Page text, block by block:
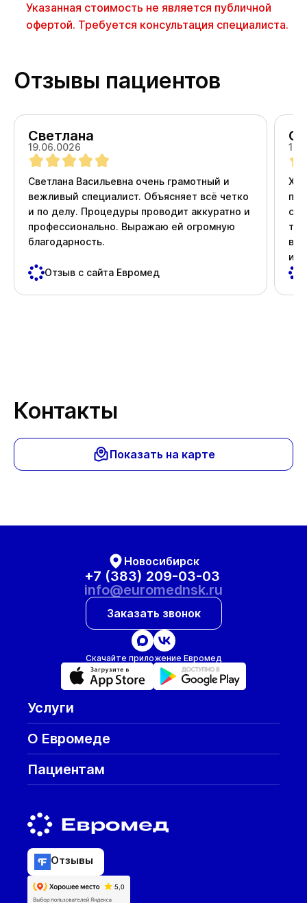
Указанная стоимость не является публичной
офертой. Требуется консультация специалиста.
Отзывы пациентов
Светлана
19.06.0026
Светлана Васильевна очень грамотный и
вежливый специалист. Объясняет всё четко
и по делу. Процедуры проводит аккуратно и
профессионально. Выражаю ей огромную
благодарность.
Отзыв с сайта Евромед
и
Контакты
Показать на карте
Новосибирск
+7 (383) 209-03-03
info@euromednsk.ru
Заказать звонок
Скачайте приложение Евромед
Услуги
О Евромеде
Пациентам
Отзывы